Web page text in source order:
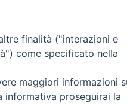
finalità ("interazioni e
come specificato nella
maggiori informazioni
informativa proseguirai la